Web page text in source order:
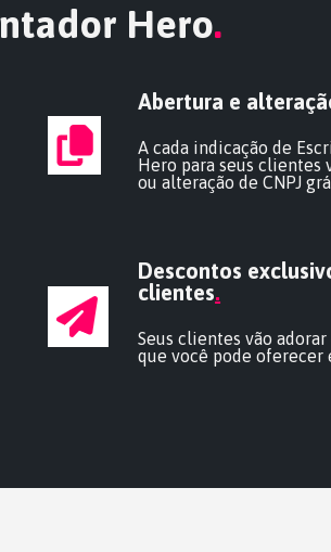
Hero.
Abertura e
A cada indicação de
Hero para seus clientes
ou alteração de CNPJ
Descontos
clientes.
Seus clientes vão
que você pode oferecer